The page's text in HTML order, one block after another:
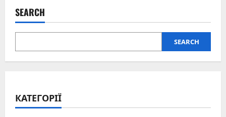
SEARCH
SEARCH
КАТЕГОРІЇ